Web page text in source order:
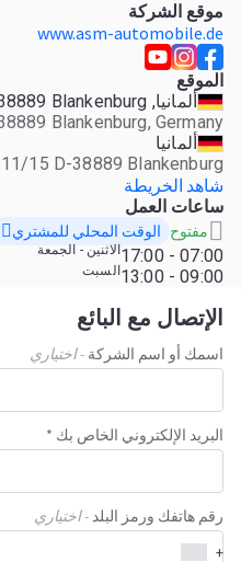
موقع الشركة
www.asm-automobile.de
الموقع
ألمانيا, Lerchenbreite 11/15 D-38889 Blankenburg
Blankenburg, Germany
ألمانيا
15 D-38889 Blankenburg
شاهد الخريطة
ساعات العمل
مفتوح الوقت المحلي للمشتري
07:00 - 17:00 الاثنين - الجمعة
09:00 - 13:00 السبت
الإتصال مع البائع
اسمك أو اسم الشركة - اختياري
البريد الإلكتروني الخاص بك *
رقم هاتفك ورمز البلد - اختياري
+